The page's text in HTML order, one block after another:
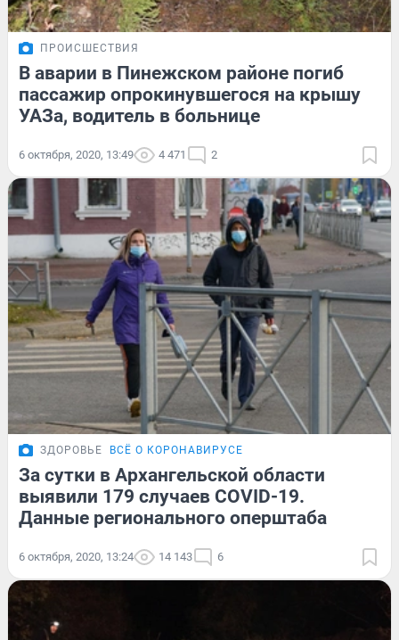
ПРОИСШЕСТВИЯ
В аварии в Пинежском районе погиб
пассажир опрокинувшегося на крышу
УАЗа, водитель в больнице
6 октября, 2020, 13:49 4 471 2
ЗДОРОВЬЕ ВСЁ О КОРОНАВИРУСЕ
За сутки в Архангельской области
выявили 179 случаев COVID-19.
Данные регионального оперштаба
6 октября, 2020, 13:24 14 143 6